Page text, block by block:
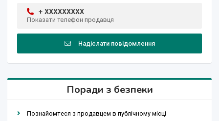
+ XXXXXXXXX
Показати телефон продавця
Надіслати повідомлення
Поради з безпеки
Познайомтеся з продавцем в публічному місці